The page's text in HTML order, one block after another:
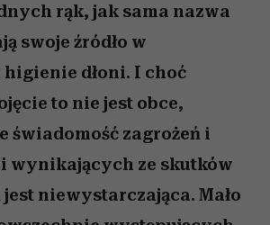
rąk, jak sama nazwa
swoje źródło w
higienie dłoni. I choć
to nie jest obce,
świadomość zagrożeń i
wynikających ze skutków
niewystarczająca. Mało